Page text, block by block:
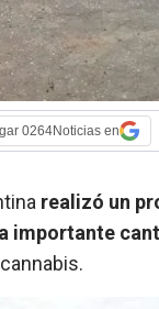
0264Noticias en
realizó un
importante